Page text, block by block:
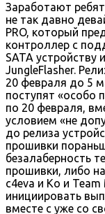
Заработают
не так давно
PRO, который
контроллер с
SATA устройству
JungleFlasher.
20 февраля до 5
поступят «особо
по 20 февраля,
условием «не
до релиза
прошивки
безалаберность
прошивки, либо
c4eva и Ko и
инициировать
вместе с уже со